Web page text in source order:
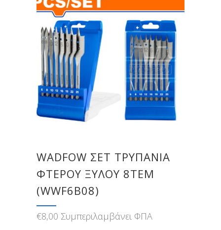
WADFOW ΣΕΤ ΤΡΥΠΑΝΙΑ
ΦΤΕΡΟΥ ΞΥΛΟΥ 8ΤΕΜ
(WWF6B08)
€8,00 Συμπεριλαμβάνει ΦΠΑ